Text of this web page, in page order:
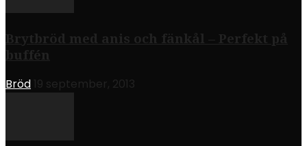
Brytbröd med anis och fänkål – Perfekt på
buffén
Bröd 19 september, 2013